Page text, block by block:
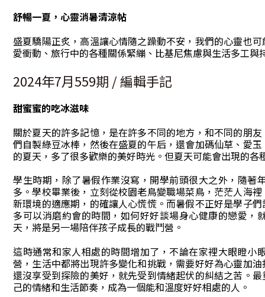
舒暢一夏，心靈消暑清涼帖
盛夏驕陽正炙，高溫讓心情隨之躁動不安，我們的心靈也
愛衝動、旅行中的各種關係緊繃、比基尼焦慮與生活多工
2024年7月559期 / 編輯手記
甜蜜蜜的吃冰滋味
關於夏天的許多記憶，是在許多不同的地方，和不同的朋
們自製綠豆冰棒，然後在盛夏的午后，還會加碼仙草、愛
的夏天，多了很多歡樂的美好時光。但夏天可能會出現的
學生時期，除了暑假作業沒寫，開學前頭很大之外，隨
多。學校畢業後，立刻從校園老鳥變職場菜鳥，茫茫人海
新環境的適應期，的確讓人心慌慌。而暑假不正好是學子
多可以消磨約會的時間，如何好好談場身心健康的戀愛
天，將是另一場陪伴孩子成長的戰鬥營。
這時通常和家人相處的時間增加了，不論在家裡大眼瞪
營，生活中都將出現許多變化和挑戰，需要好好為心靈加
還沒享受到探險的美好，就先受到情緒起伏的糾結之苦。
己的情緒和生活節奏，成為一個能和溫度好好相處的人。